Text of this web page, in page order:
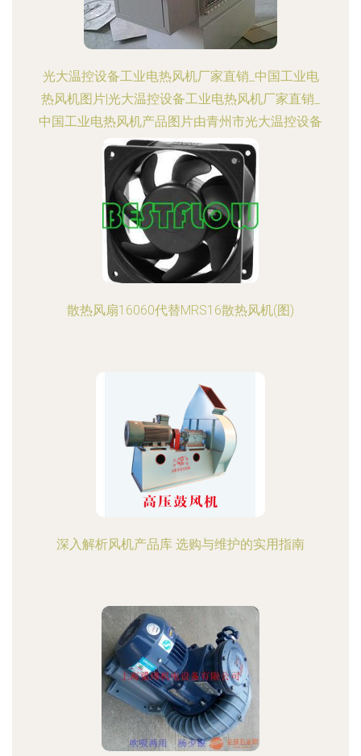
光大温控设备工业电热风机厂家直销_中国工业电
热风机图片|光大温控设备工业电热风机厂家直销_
中国工业电热风机产品图片由青州市光大温控设备
厂公司生产提供-
散热风扇16060代替MRS16散热风机(图)
深入解析风机产品库 选购与维护的实用指南